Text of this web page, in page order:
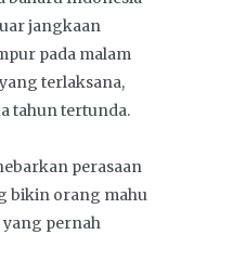
jangkaan
pada malam
terlaksana,
tahun tertunda.
perasaan
bikin orang mahu
yang pernah